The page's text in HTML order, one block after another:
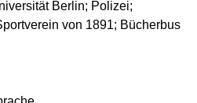
Berlin; Polizei;
von 1891; Bücherbus